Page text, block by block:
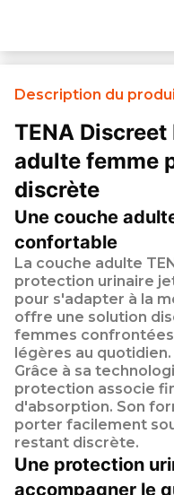
Description du
TENA
adulte femme
discrète
Une couche
confortable
La couche adulte
protection urinaire
pour s'adapter à la
offre une solution
femmes
légères au quotidien.
Grâce à sa
protection associe
d'absorption. Son
porter facilement
restant discrète.
Une protection
accompagner le